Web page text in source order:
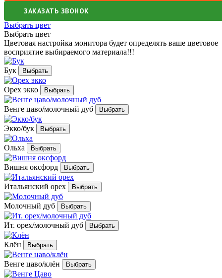
ЗАКАЗАТЬ ЗВОНОК
Выбрать цвет
Выбрать цвет
Цветовая настройка монитора будет определять ваше цветовое
восприятие выбираемого материала!!!
Бук
Орех экко
Венге цаво/молочный дуб
Экко/бук
Ольха
Вишня оксфорд
Итальянский орех
Молочный дуб
Ит. орех/молочный дуб
Клён
Венге цаво/клён